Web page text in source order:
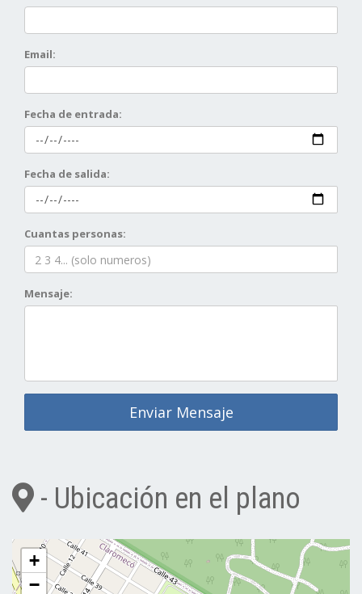
Email:
Fecha de entrada:
Fecha de salida:
Cuantas personas:
Mensaje:
Enviar Mensaje
- Ubicación en el plano
+
−